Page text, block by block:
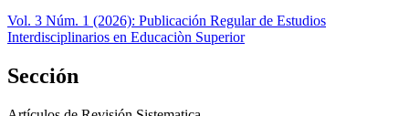
Vol. 3 Núm. 1 (2026): Publicación Regular de Estudios
Interdisciplinarios en Educaciòn Superior
Sección